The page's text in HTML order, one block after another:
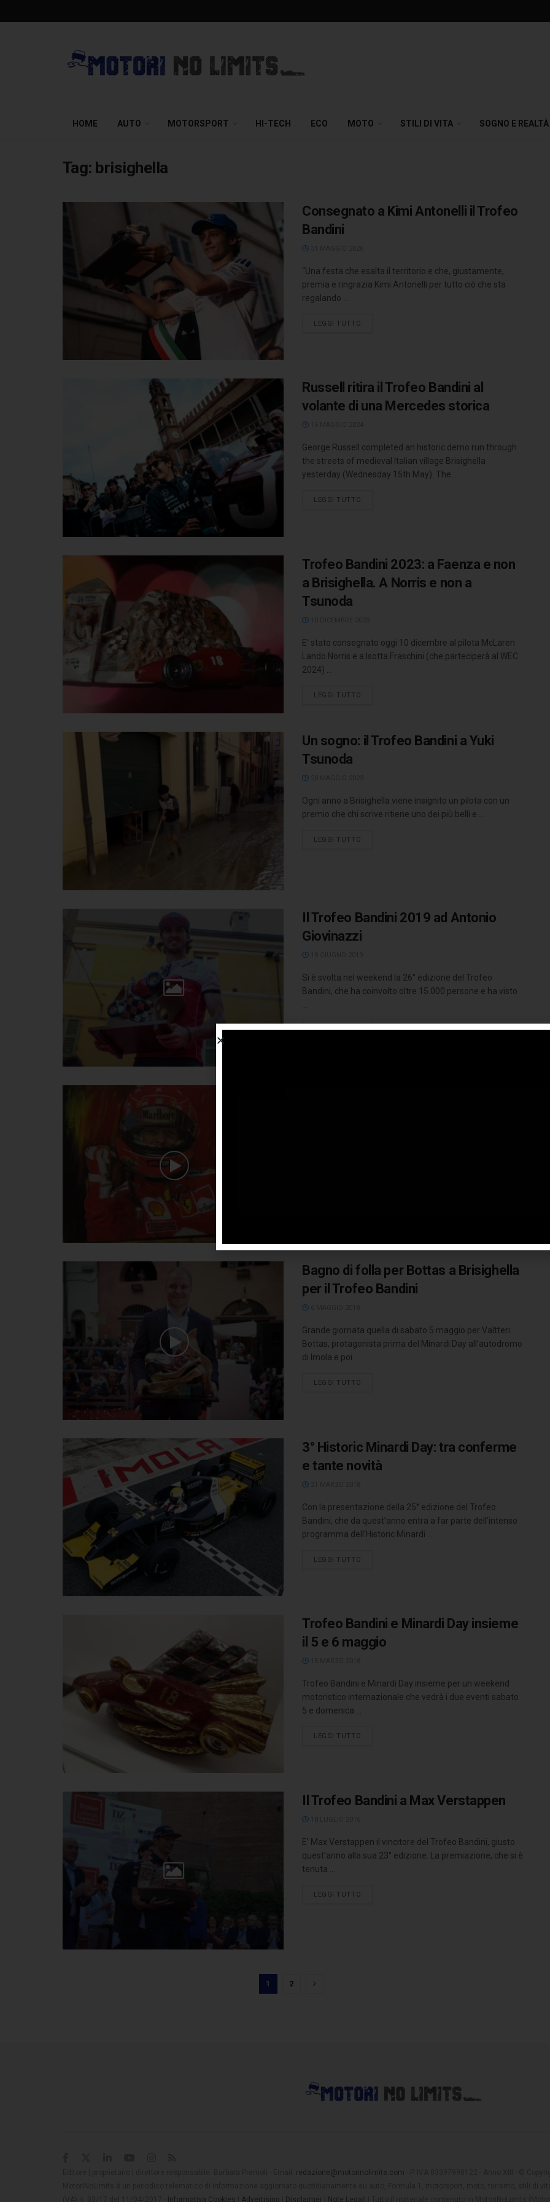
HOME AUTO MOTORSPORT HI-TECH ECO MOTO STILI DI VITA SOGNO E REALTÀ
Tag: brisighella
Consegnato a Kimi Antonelli il Trofeo
Bandini
“Una festa che esalta il territorio e che, giustamente,
premia e ringrazia Kimi Antonelli per tutto ciò che sta
regalando ...
LEGGI TUTTO
Russell ritira il Trofeo Bandini al
volante di una Mercedes storica
George Russell completed an historic demo run through
the streets of medieval Italian village Brisighella
yesterday (Wednesday 15th May). The ...
LEGGI TUTTO
Trofeo Bandini 2023: a Faenza e non
a Brisighella. A Norris e non a
Tsunoda
E' stato consegnato oggi 10 dicembre al pilota McLaren
Lando Norris e a Isotta Fraschini (che parteciperà al WEC
2024) ...
LEGGI TUTTO
Un sogno: il Trofeo Bandini a Yuki
Tsunoda
Ogni anno a Brisighella viene insignito un pilota con un
premio che chi scrive ritiene uno dei più belli e ...
LEGGI TUTTO
Il Trofeo Bandini 2019 ad Antonio
Giovinazzi
Si è svolta nel weekend la 26° edizione del Trofeo
Bandini, che ha coinvolto oltre 15.000 persone e ha visto
LEGGI TUTTO
Bagno di folla per Bottas a Brisighella
per il Trofeo Bandini
Grande giornata quella di sabato 5 maggio per Valtteri
Bottas, protagonista prima del Minardi Day all'autodromo
di Imola e poi ...
LEGGI TUTTO
3° Historic Minardi Day: tra conferme
e tante novità
Con la presentazione della 25° edizione del Trofeo
Bandini, che da quest’anno entra a far parte dell’intenso
programma dell’Historic Minardi ...
LEGGI TUTTO
Trofeo Bandini e Minardi Day insieme
il 5 e 6 maggio
Trofeo Bandini e Minardi Day insieme per un weekend
motoristico internazionale che vedrà i due eventi sabato
5 e domenica ...
LEGGI TUTTO
Il Trofeo Bandini a Max Verstappen
E’ Max Verstappen il vincitore del Trofeo Bandini, giusto
quest’anno alla sua 23° edizione. La premiazione, che si è
tenuta ...
LEGGI TUTTO
1 2
redazione@motorinolimits.com
Informativa Cookies Advertising Disclaimer Note Legali